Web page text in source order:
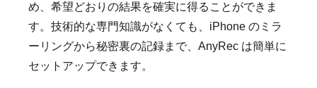
め、希望どおりの結果を確実に得ることができま
す。技術的な専門知識がなくても、iPhone のミラ
ーリングから秘密裏の記録まで、AnyRec は簡単に
セットアップできます。